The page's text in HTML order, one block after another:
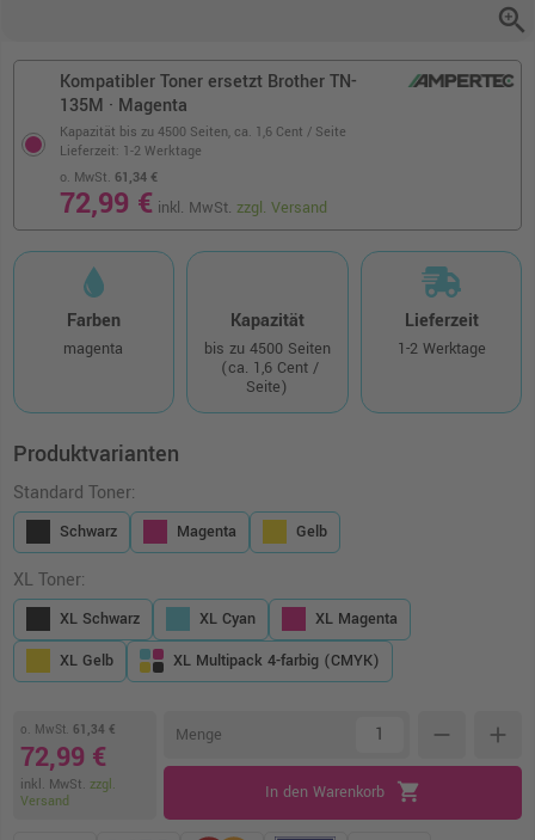
zoom_in
Kompatibler Toner ersetzt Brother TN-
135M · Magenta
Kapazität bis zu 4500 Seiten, ca. 1,6 Cent / Seite
o. MwSt. 61,34 €
72,99 € inkl. MwSt.zzgl. Versand
Lieferzeit: 1-2 Werktage
Farben
magenta
Kapazität
bis zu 4500 Seiten
(ca. 1,6 Cent /
Seite)
Lieferzeit
1-2 Werktage
Produktvarianten
Standard Toner:
Schwarz Magenta Gelb
XL Toner:
XL Schwarz XL Cyan
XL Magenta
XL Gelb
XL Multipack 4-farbig (CMYK)
o. MwSt. 61,34 €
72,99 €
inkl. MwSt. zzgl.
Versand
Menge remove add
In den Warenkorb shopping_cart